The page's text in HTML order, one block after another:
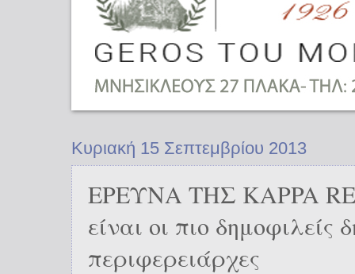
Κυριακή 15 Σεπτεμβρίου 2013
ΕΡΕΥΝΑ ΤΗΣ KAPPA
είναι οι πιο δημοφιλείς
περιφερειάρχες